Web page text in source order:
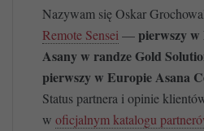
Nazywam się Oskar
Remote Sensei —pierwszy w
Asany w randze Gold
pierwszy w Europie Asana
Status partnera i opinie
w oficjalnym katalogu